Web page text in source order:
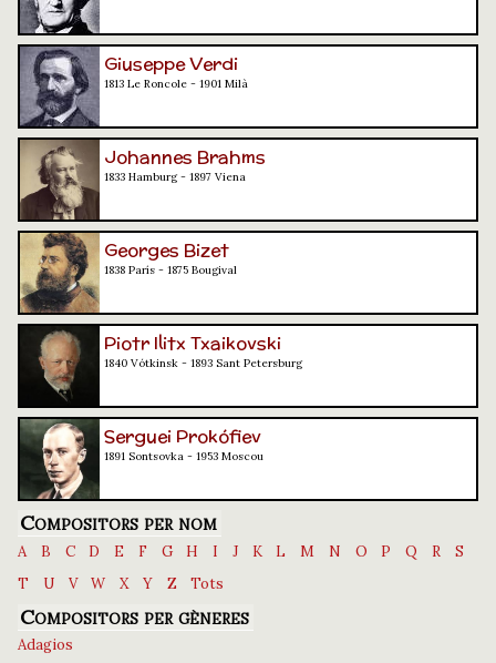
Giuseppe Verdi
1813 Le Roncole - 1901 Milà
Johannes Brahms
1833 Hamburg - 1897 Viena
Georges Bizet
1838 París - 1875 Bougival
Piotr Ilitx Txaikovski
1840 Vótkinsk - 1893 Sant Petersburg
Serguei Prokófiev
1891 Sontsovka - 1953 Moscou
Compositors per nom
A B C D E F G H I J K L M N O P Q R
S
T
U V W X Y Z Tots
Compositors per gèneres
Adagios